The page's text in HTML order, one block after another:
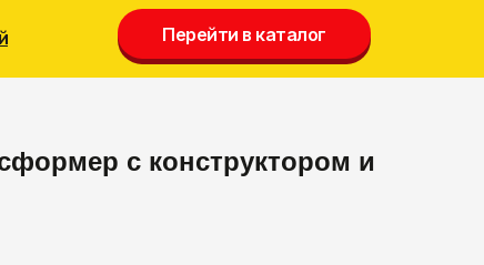
Перейти в каталог
Перейти в каталог
с конструктором и